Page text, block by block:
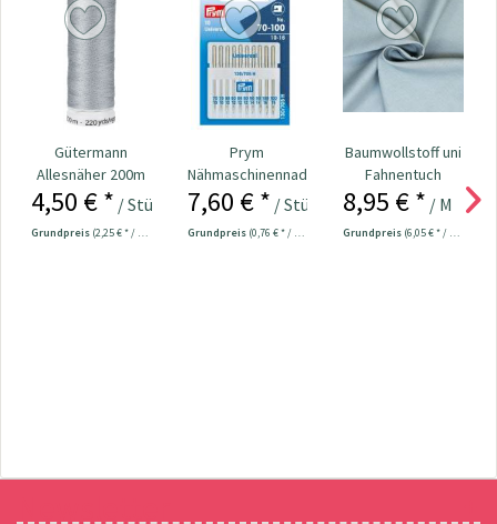
Gütermann
Allesnäher 200m
Fb. 040 - grau
4,50 € * / Stück
Grundpreis (2,25 € * / 100 Meter)
Prym
Nähmaschinennadeln
130/705
Universal...
7,60 € * / Stück
Grundpreis (0,76 € * / 1 Stück)
Baumwollstoff uni
Fahnentuch
graublau
8,95 € * / Meter
Grundpreis (6,05 € * / 1 m²)